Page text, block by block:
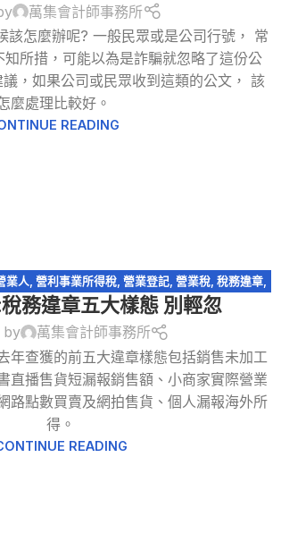
萬集會計師事務所
該怎麼辦呢? 一般民眾或是公司行號， 常
所措，可能以為是詐騙就忽略了這份公
，如果公司或民眾收到這類的公文， 該
麼處理比較好。
READING
業人 ,營利事業所得稅 ,營業登記 ,營業稅 ,稅務違章
易課稅,網路拍賣,網路購物,電商系列
務違章五大樣態 別輕忽
by
萬集會計師事務所
年查獲的前五大違章樣態包括銷售未加工
直播售貨短漏報銷售額、小商家實際營業
路點數買賣及網拍售貨、個人漏報海外所
得。
READING